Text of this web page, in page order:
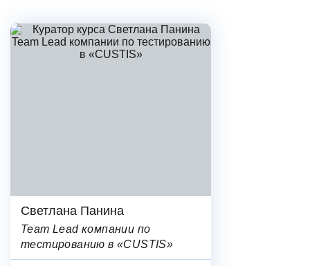
Светлана Панина
Team Lead компании по
тестированию в «CUSTIS»